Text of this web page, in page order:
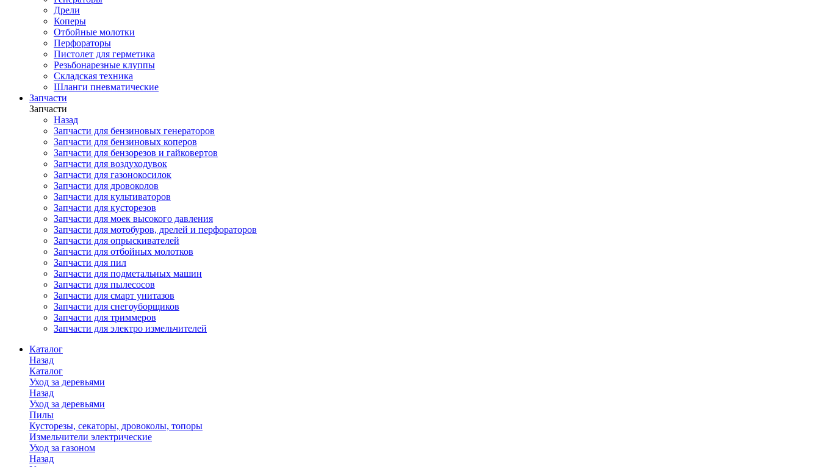
Дрели
Коперы
Отбойные молотки
Перфораторы
Пистолет для герметика
Резьбонарезные клуппы
Складская техника
Шланги пневматические
Запчасти
Запчасти
Назад
Запчасти для бензиновых генераторов
Запчасти для бензиновых коперов
Запчасти для бензорезов и гайковертов
Запчасти для воздуходувок
Запчасти для газонокосилок
Запчасти для дровоколов
Запчасти для культиваторов
Запчасти для кусторезов
Запчасти для моек высокого давления
Запчасти для мотобуров, дрелей и перфораторов
Запчасти для опрыскивателей
Запчасти для отбойных молотков
Запчасти для пил
Запчасти для подметальных машин
Запчасти для пылесосов
Запчасти для смарт унитазов
Запчасти для снегоуборщиков
Запчасти для триммеров
Запчасти для электро измельчителей
Каталог
Назад
Каталог
Уход за деревьями
Назад
Уход за деревьями
Пилы
Кусторезы, секаторы, дровоколы, топоры
Измельчители электрические
Уход за газоном
Назад